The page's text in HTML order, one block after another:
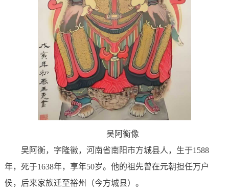
吴阿衡像
吴阿衡，字隆徽，河南省南阳市方城县人，生于1588
年，死于1638年，享年50岁。他的祖先曾在元朝担任万户
侯，后来家族迁至裕州（今方城县）。